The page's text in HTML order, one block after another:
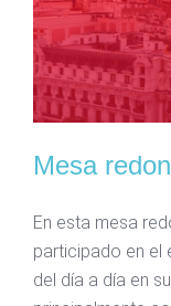
Mesa
En esta mesa
participado en el
del día a día en